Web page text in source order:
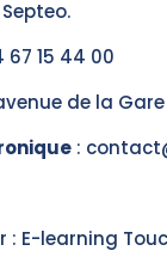
67 15 44 00
de la Gare
:
: E-learning